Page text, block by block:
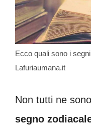
Ecco quali sono i
Lafuriaumana.it
Non tutti ne
segno